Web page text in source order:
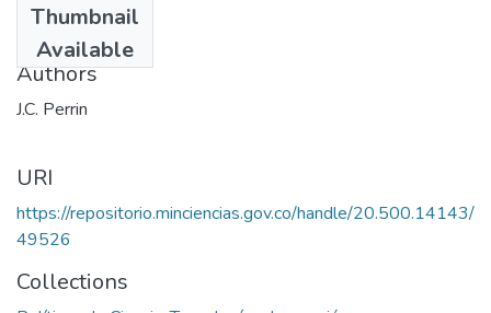
Thumbnail
Available
1987
Authors
J.C. Perrin
URI
https://repositorio.minciencias.gov.co/handle/20.500.14143/
49526
Collections